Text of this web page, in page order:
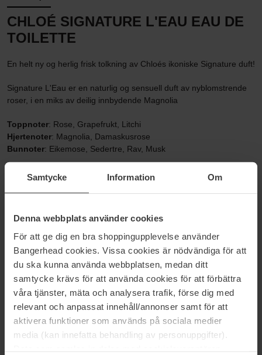
Samtycke Information Om
Denna webbplats använder cookies
För att ge dig en bra shoppingupplevelse använder
Bangerhead cookies. Vissa cookies är nödvändiga för att
du ska kunna använda webbplatsen, medan ditt
samtycke krävs för att använda cookies för att förbättra
våra tjänster, mäta och analysera trafik, förse dig med
relevant och anpassat innehåll/annonser samt för att
aktivera funktioner som används på sociala medier
media (kan innefatta behandling av personuppgifter).
CHLOÉ SIGNATURE L'EAU EAU DE
TOILETTE
En helt ny og herlig frisk tolkning av Chloés ikoniske Signature duft!
Signature L'Eau er en naturlig og sensuell duft av nyblomstrende
roser, i en miks av deilig innbydende Magnolia
Toppnoter: Rose, Grapefrukt, Litchi
Hjertenoter: Magnolia, Damaskusrose
Bunnoter: Eikemose, Sedertre, Rav, Musk
: frisk, floral
50ml.
Størrelse: 50 ml
Artikkelnummer: 80231
Kategorier:
Hjem
Parfyme
Dameparfyme
L'Eau